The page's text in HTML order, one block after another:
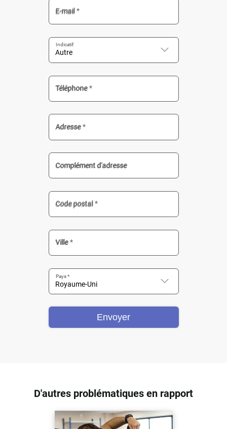
E-mail *
Téléphone *
Adresse *
Complément d'adresse
Code postal *
Ville *
Pays *
Envoyer
D'autres problématiques en rapport